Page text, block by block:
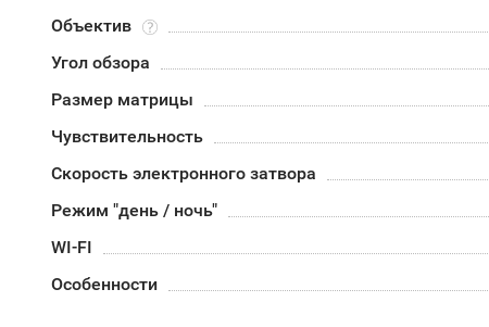
Объектив
Угол обзора
Размер матрицы
Чувствительность
Скорость электронного затвора
Режим "день / ночь"
WI-FI
Особенности